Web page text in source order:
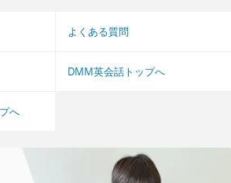
よくある質問
DMM英会話トップへ
へ